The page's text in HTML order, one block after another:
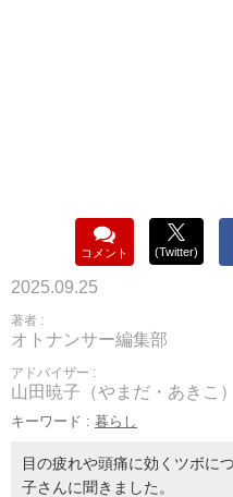
コメント (Twitter)
2025.09.25
著者 :
オトナンサー編集部
アドバイザー :
山田暁子（やまだ・あきこ）
キーワード : 暮らし
目の疲れや頭痛に効くツボに
子さんに聞きました。